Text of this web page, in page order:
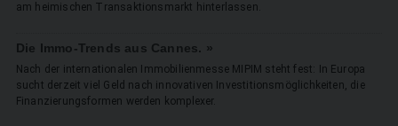
am heimischen Transaktionsmarkt hinterlassen.
Die Immo-Trends aus Cannes. »
Nach der internationalen Immobilienmesse MIPIM steht fest: In Europa
sucht derzeit viel Geld nach innovativen Investitionsmöglichkeiten, die
Finanzierungsformen werden komplexer.